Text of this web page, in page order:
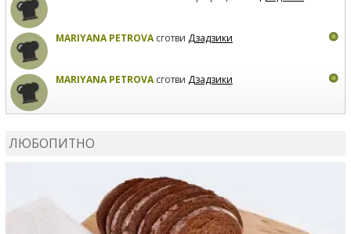
MARIYANA PETROVAсготви Дзадзики
MARIYANA PETROVAсготви Дзадзики
ЛЮБОПИТНО